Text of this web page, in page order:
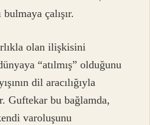
çalışır.
olan ilişkisini
“atılmış” olduğunu
dil aracılığıyla
Guftekar bu bağlamda,
varoluşunu